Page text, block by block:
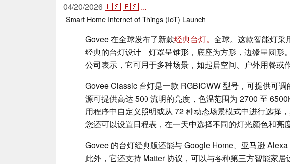
04/20/2026🇺🇸🇪🇸 ...
Smart Home Internet of Things (IoT) Launch
Govee 在全球发布了新款经典台灯。 全球。这款智能灯采
经典的台灯设计，灯罩呈锥形，底座为方形，边缘呈圆形
公司表示，它可用于多种场景，如起居空间、户外用餐或
Govee Classic 台灯是一款 RGBICWW 型号，可提供可
源可提供高达 500 流明的亮度，色温范围为 2700 至
用程序中自定义照明或从 72 种动态场景模式中进行选择
您还可以设置日程表，在一天中选择不同的灯光颜色和亮度
Govee 的台灯经典版还能与 Google Home、亚马逊 Alexa
此外，它还支持 Matter 协议，可以与各种第三方智能家